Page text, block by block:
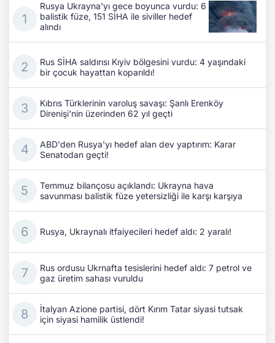
Rusya Ukrayna'yı gece boyunca vurdu: 6
balistik füze, 151 SİHA ile siviller hedef
alındı
Rus SİHA saldırısı Kıyiv bölgesini vurdu: 4 yaşındaki
bir çocuk hayattan koparıldı!
Kıbrıs Türklerinin varoluş savaşı: Şanlı Erenköy
Direnişi'nin üzerinden 62 yıl geçti
ABD'den Rusya'yı hedef alan dev yaptırım: Karar
Senatodan geçti!
Temmuz bilançosu açıklandı: Ukrayna hava
savunması balistik füze yetersizliği ile karşı karşıya
Rusya, Ukraynalı itfaiyecileri hedef aldı: 2 yaralı!
Rus ordusu Ukrnafta tesislerini hedef aldı: 7 petrol ve
gaz üretim sahası vuruldu
İtalyan Azione partisi, dört Kırım Tatar siyasi tutsak
için siyasi hamilik üstlendi!